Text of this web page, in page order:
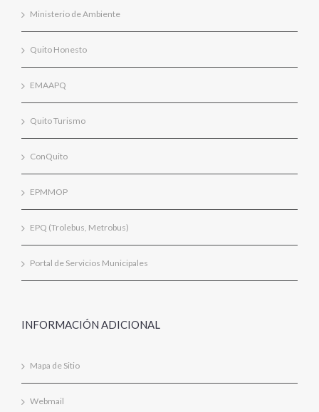
Ministerio de Ambiente
Quito Honesto
EMAAPQ
Quito Turismo
ConQuito
EPMMOP
EPQ (Trolebus, Metrobus)
Portal de Servicios Municipales
INFORMACIÓN ADICIONAL
Mapa de Sitio
Webmail